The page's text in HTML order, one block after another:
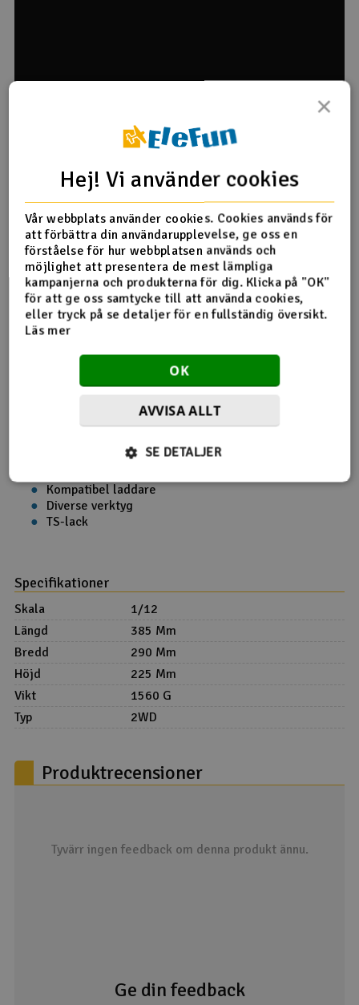
PS! Produkttexten är maskinöversatt från norska.
2WD-chassi monterat på stora däck
Det slitstarka och enkla tvåhjulsdrivna chassit använder en
lådram och har oberoende svingarmar fram och styv
bakfjädring. Stora däck med 115 mm diameter ger
dynamisk körning även på de tuffaste underlagen. En tätad
växellåda skyddar differentialen från smuts och sand vid
terrängkörning.
Nödvändiga tillbehör
Radio och mottagare med 2+ kanaler
540 Borstmotor
Kompatibel laddare
Diverse verktyg
TS-lack
Specifikationer
Skala
1/12
Längd
385 Mm
Bredd
290 Mm
Höjd
225 Mm
Vikt
1560 G
Typ
2WD
Produktrecensioner
Tyvärr ingen feedback om denna produkt ännu.
Ge din feedback
×
Hej! Vi använder cookies
Vår webbplats använder cookies. Cookies används för
att förbättra din användarupplevelse, ge oss en
förståelse för hur webbplatsen används och
möjlighet att presentera de mest lämpliga
kampanjerna och produkterna för dig. Klicka på "OK"
för att ge oss samtycke till att använda cookies,
eller tryck på se detaljer för en fullständig översikt.
Läs mer
OK
AVVISA ALLT
SE DETALJER